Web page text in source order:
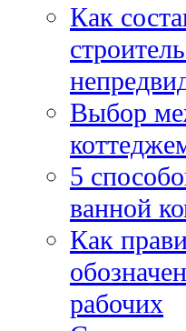
Как
Выбор
5
ванной
Как
рабочих